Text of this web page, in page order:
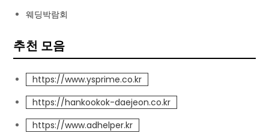
웨딩박람회
추천 모음
https://www.ysprime.co.kr
https://hankookok-daejeon.co.kr
https://www.adhelper.kr